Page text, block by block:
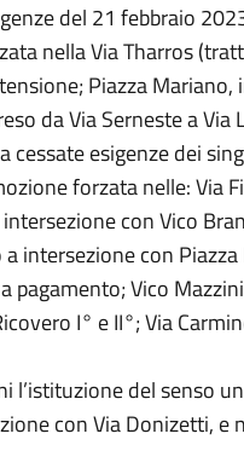
del 21 febbraio
nella Via Tharros
Piazza
da Via Serneste a Via
esigenze dei
forzata nelle: Via
con Vico
intersezione con Piazza
pagamento; Vico
I° e II°; Via
l’istituzione del senso
con Via Donizetti, e